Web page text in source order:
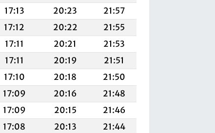
17:13 20:23
21:57
17:12 20:22
21:55
17:11 20:21
21:53
17:11 20:19
21:51
17:10 20:18
21:50
17:09 20:16
21:48
17:09 20:15
21:46
17:08 20:13
21:44